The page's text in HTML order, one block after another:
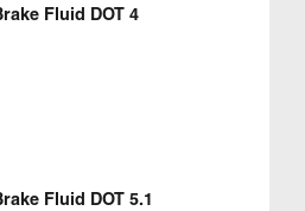
Fluid DOT 4
Fluid DOT 5.1